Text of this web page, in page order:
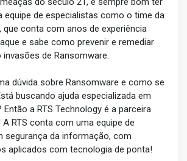
equipe de especialistas como o time da
que conta com anos de experiência
e sabe como prevenir e remediar
de Ransomware.
dúvida sobre Ransomware e como se
buscando ajuda especializada em
a RTS Technology é a parceira
RTS conta com uma equipe de
segurança da informação, com
aplicados com tecnologia de ponta!